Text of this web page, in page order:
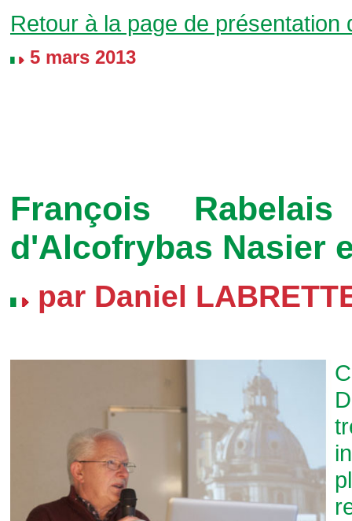
Retour à la page de
5 mars 2013
François
d'Alcofrybas Nasier
par Daniel